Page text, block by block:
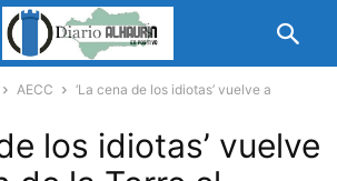
AECC
‘La cena de los idiotas’ vuelve a
los idiotas’ vuelve